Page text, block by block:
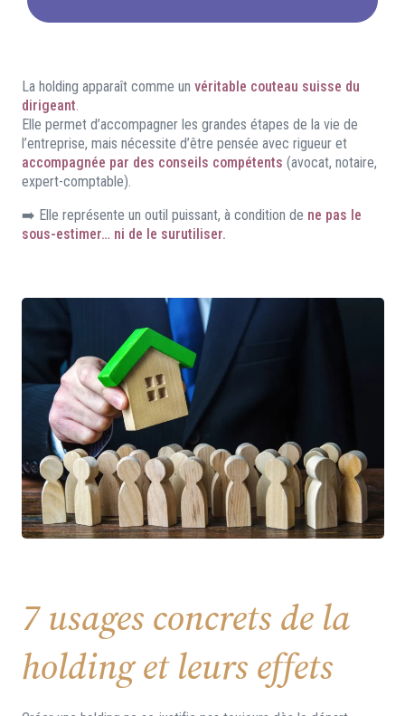
La holding apparaît comme un véritable couteau suisse du
dirigeant.
Elle permet d’accompagner les grandes étapes de la vie de
l’entreprise, mais nécessite d’être pensée avec rigueur et
accompagnée par des conseils compétents (avocat, notaire,
expert-comptable).
➡️ Elle représente un outil puissant, à condition de ne pas le
sous-estimer… ni de le surutiliser.
7 usages concrets de la
holding et leurs effets